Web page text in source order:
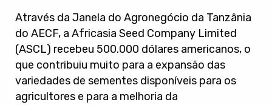
Através da Janela do Agronegócio da Tanzânia
do AECF, a Africasia Seed Company Limited
(ASCL) recebeu 500.000 dólares americanos, o
que contribuiu muito para a expansão das
variedades de sementes disponíveis para os
agricultores e para a melhoria da